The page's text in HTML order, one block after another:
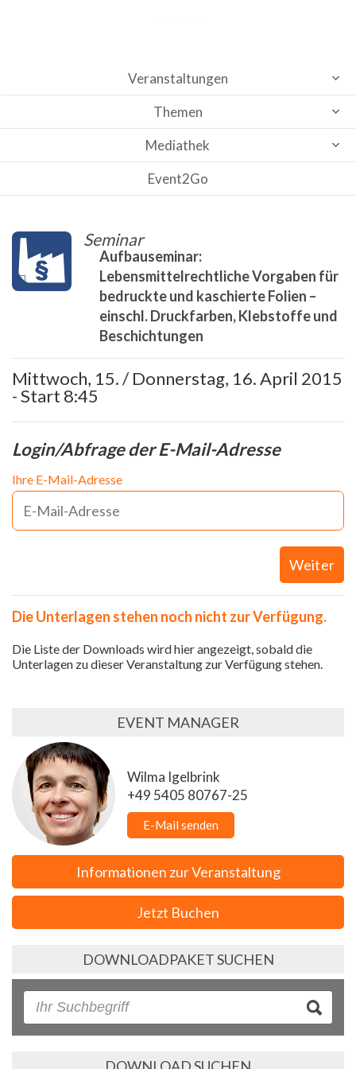
Veranstaltungen
Themen
Mediathek
Event2Go
Seminar
Aufbauseminar:
Lebensmittelrechtliche Vorgaben für
bedruckte und kaschierte Folien –
einschl. Druckfarben, Klebstoffe und
Beschichtungen
Mittwoch, 15. / Donnerstag, 16. April 2015
- Start 8:45
Login/Abfrage der E-Mail-Adresse
Ihre E-Mail-Adresse
Weiter
Die Unterlagen stehen noch nicht zur Verfügung.
Die Liste der Downloads wird hier angezeigt, sobald die
Unterlagen zu dieser Veranstaltung zur Verfügung stehen.
EVENT MANAGER
Wilma Igelbrink
+49 5405 80767-25
E-Mail senden
Informationen zur Veranstaltung
Jetzt Buchen
DOWNLOADPAKET SUCHEN